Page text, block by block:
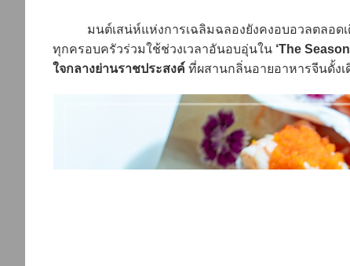
มนต์เสน่ห์แห่งการเฉลิมฉลองยังคงอบอวลตลอดเ
ทุกครอบครัวร่วมใช้ช่วงเวลาอันอบอุ่นใน ‘The
ใจกลางย่านราชประสงค์ ที่ผสานกลิ่นอายอาหารจีนดั้ง